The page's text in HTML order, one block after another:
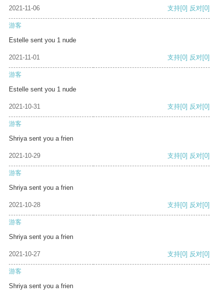
2021-11-06 支持[0] 反对[0]
游客
Estelle sent you 1 nude
2021-11-01 支持[0] 反对[0]
游客
Estelle sent you 1 nude
2021-10-31 支持[0] 反对[0]
游客
Shriya sent you a frien
2021-10-29 支持[0] 反对[0]
游客
Shriya sent you a frien
2021-10-28 支持[0] 反对[0]
游客
Shriya sent you a frien
2021-10-27 支持[0] 反对[0]
游客
Shriya sent you a frien